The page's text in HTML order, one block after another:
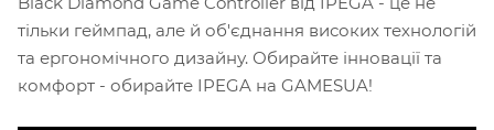
тільки геймпад, але й об'єднання високих технологій
та ергономічного дизайну. Обирайте інновації та
комфорт - обирайте IPEGA на GAMESUA!